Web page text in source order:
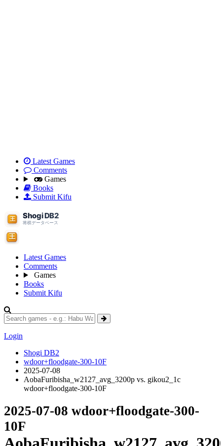
Latest Games
Comments
Games
Books
Submit Kifu
Latest Games
Comments
Games
Books
Submit Kifu
Login
Shogi DB2
wdoor+floodgate-300-10F
2025-07-08
AobaFuribisha_w2127_avg_3200p vs. gikou2_1c
wdoor+floodgate-300-10F
2025-07-08 wdoor+floodgate-300-
10F